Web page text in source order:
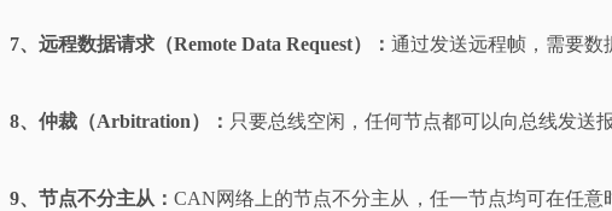
7、远程数据请求（Remote Data Request）： 通过发送远程帧，需要数
8、仲裁（Arbitration）： 只要总线空闲，任何节点都可以向总线发送报
9、节点不分主从：CAN网络上的节点不分主从，任一节点均可在任